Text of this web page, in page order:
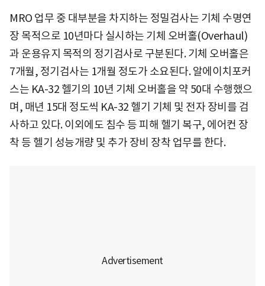
MRO 업무 중 대부분을 차지하는 정밀검사는 기체 수명연
장 목적으로 10년마다 실시하는 기체 오버홀(Overhaul)
과 운용유지 목적의 정기검사로 구분된다. 기체 오버홀은
7개월, 정기검사는 1개월 정도가 소요된다. 알에이치포커
스는 KA-32 헬기의 10년 기체 오버홀을 약 50대 수행했으
며, 매년 15대 정도씩 KA-32 헬기 기체 및 전자 장비를 검
사하고 있다. 이외에도 침수 등 피해 헬기 복구, 에어컨 장
착 등 헬기 성능개량 및 추가 장비 장착 업무를 한다.